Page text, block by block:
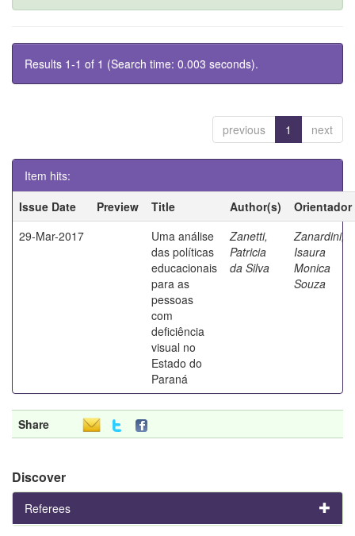
Results 1-1 of 1 (Search time: 0.003 seconds).
previous 1 next
Item hits:
Issue Date
Preview Title Author(s)
Orientador
29-Mar-2017
Uma análise
das políticas
educacionais
para as
pessoas
com
deficiência
visual no
Estado do
Paraná
Zanetti,
Patricia
da Silva
Zanardini,
Isaura
Monica
Souza
Share
Discover
Referees